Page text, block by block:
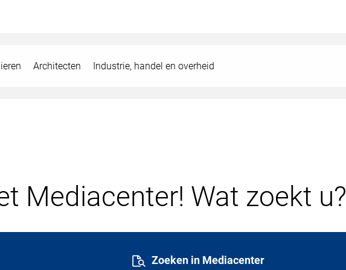
Architecten Industrie, handel en overheid
Mediacenter! Wat zoekt u?
Zoeken in Mediacenter